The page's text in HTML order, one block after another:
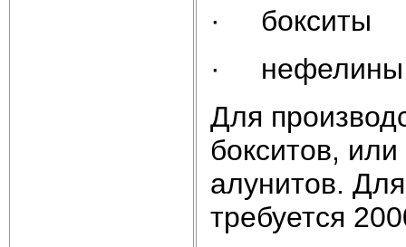
· бокситы
· нефелины
Для
бокситов,
алунитов.
требуется